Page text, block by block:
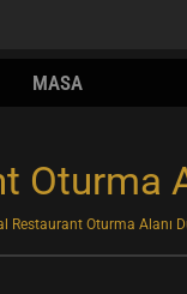
MASA
Oturma
Restaurant Oturma Alanı